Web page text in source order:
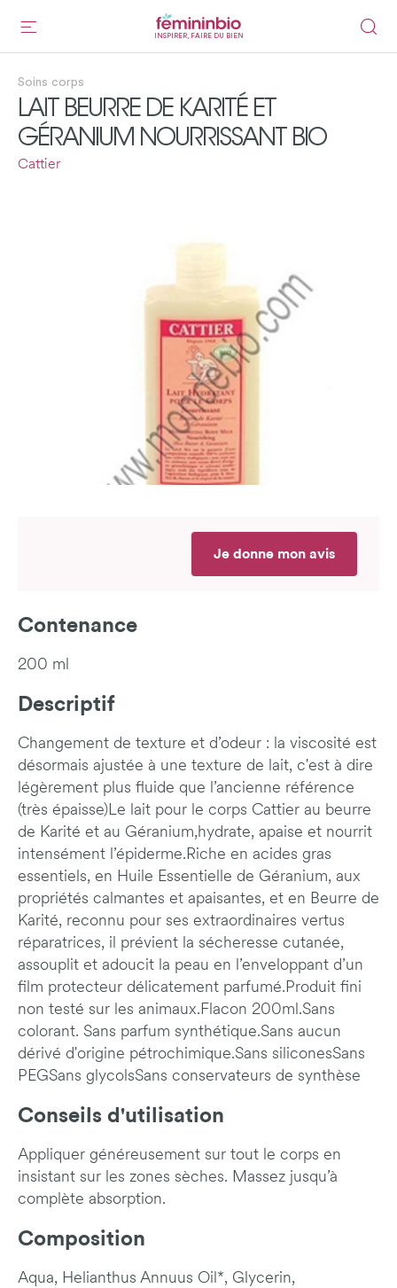
INSPIRER, FAIRE DU BIEN
Soins corps
LAIT BEURRE DE KARITÉ ET
GÉRANIUM NOURRISSANT BIO
Cattier
Je donne mon avis
Contenance
200 ml
Descriptif
Changement de texture et d’odeur : la viscosité est
désormais ajustée à une texture de lait, c'est à dire
légèrement plus fluide que l’ancienne référence
(très épaisse)Le lait pour le corps Cattier au beurre
de Karité et au Géranium,hydrate, apaise et nourrit
intensément l’épiderme.Riche en acides gras
essentiels, en Huile Essentielle de Géranium, aux
propriétés calmantes et apaisantes, et en Beurre de
Karité, reconnu pour ses extraordinaires vertus
réparatrices, il prévient la sécheresse cutanée,
assouplit et adoucit la peau en l’enveloppant d’un
film protecteur délicatement parfumé.Produit fini
non testé sur les animaux.Flacon 200ml.Sans
colorant. Sans parfum synthétique.Sans aucun
dérivé d'origine pétrochimique.Sans siliconesSans
PEGSans glycolsSans conservateurs de synthèse
Conseils d'utilisation
Appliquer généreusement sur tout le corps en
insistant sur les zones sèches. Massez jusqu’à
complète absorption.
Composition
Aqua, Helianthus Annuus Oil*, Glycerin,